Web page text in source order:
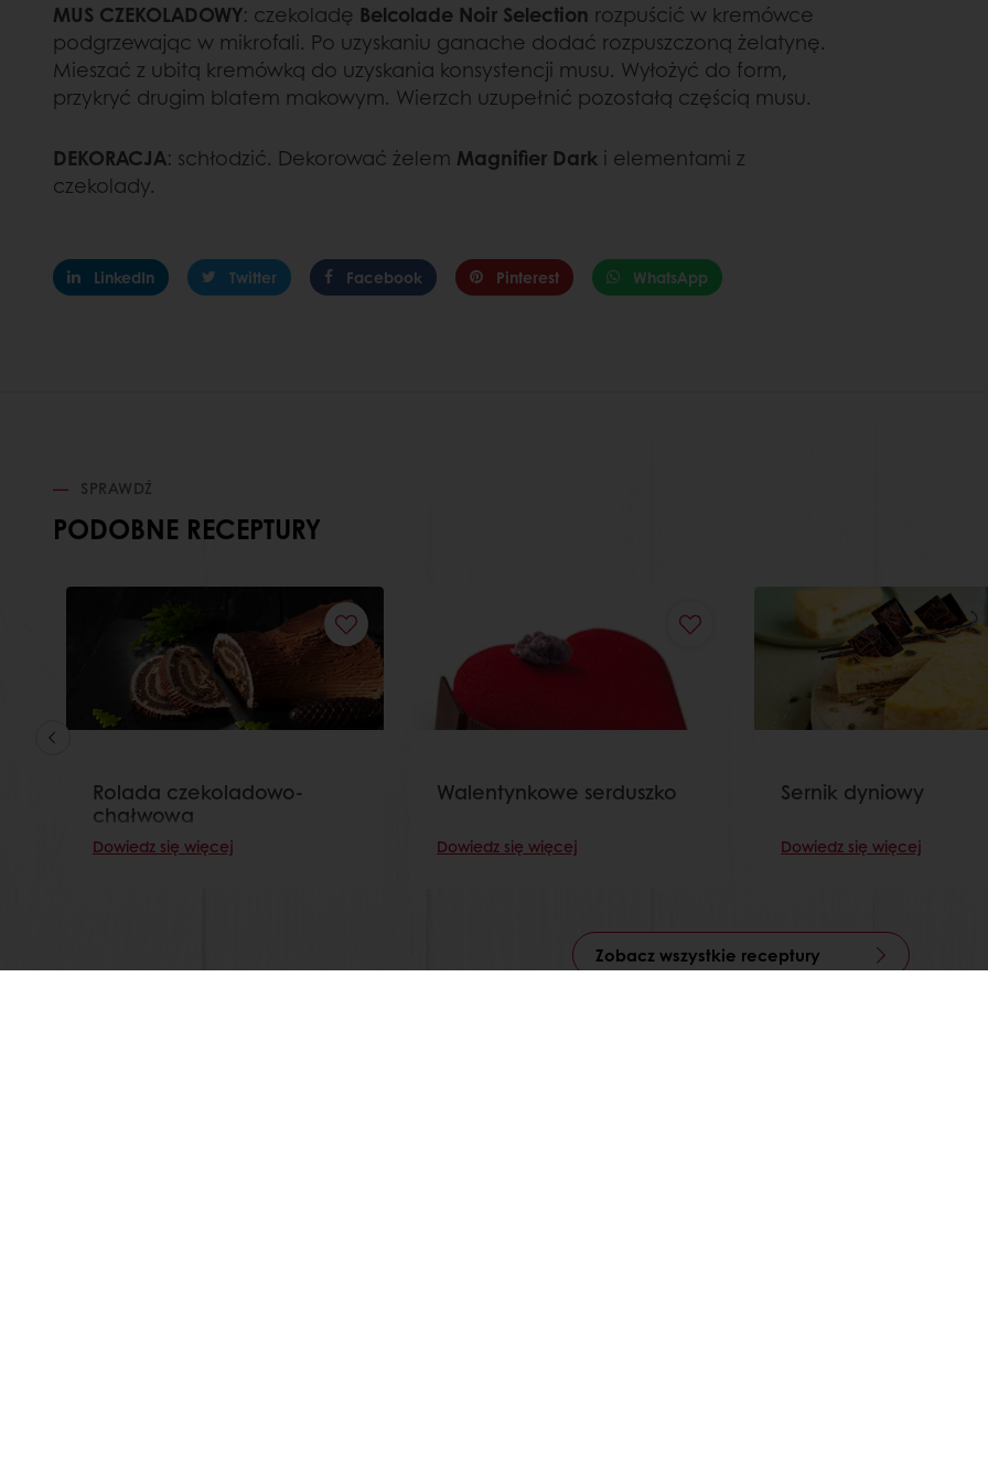
MUS CZEKOLADOWY: czekoladę Belcolade Noir Selection rozpuścić w kremówce
podgrzewając w mikrofali. Po uzyskaniu ganache dodać rozpuszczoną żelatynę.
Mieszać z ubitą kremówką do uzyskania konsystencji musu. Wyłożyć do form,
przykryć drugim blatem makowym. Wierzch uzupełnić pozostałą częścią musu.
DEKORACJA: schłodzić. Dekorować żelem Magnifier Dark i elementami z
czekolady.
LinkedIn Twitter Facebook Pinterest WhatsApp
SPRAWDŹ
PODOBNE RECEPTURY
Rolada czekoladowo-
chałwowa
Dowiedz się więcej
Walentynkowe serduszko
Dowiedz się więcej
Sernik dyniowy
Dowiedz się więcej
Zobacz wszystkie receptury